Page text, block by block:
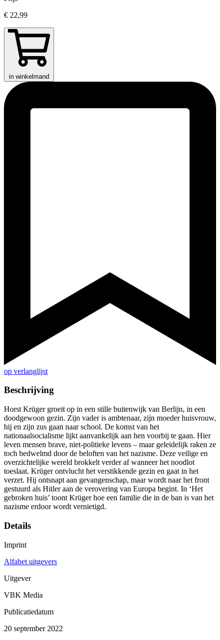
€ 22,99
in winkelmand
op verlanglijst
Beschrijving
Horst Krüger groeit op in een stille buitenwijk van Berlijn, in een
doodgewoon gezin. Zijn vader is ambtenaar, zijn moeder huisvrouw,
hij en zijn zus gaan naar school. De komst van het
nationaalsocialisme lijkt aanvankelijk aan hen voorbij te gaan. Hier
leven mensen brave, niet-politieke levens – maar geleidelijk raken ze
toch bedwelmd door de beloften van het nazisme. Deze veilige en
overzichtelijke wereld brokkelt verder af wanneer het noodlot
toeslaat. Krüger ontvlucht het verstikkende gezin en gaat in het
verzet. Hij ontsnapt aan gevangenschap, maar wordt naar het front
gestuurd als Hitler aan de verovering van Europa begint. In ‘Het
gebroken huis’ toont Krüger hoe een familie die in de ban is van het
nazisme erdoor wordt vernietigd.
Details
Imprint
Alfabet uitgevers
Uitgever
VBK Media
Publicatiedatum
20 september 2022